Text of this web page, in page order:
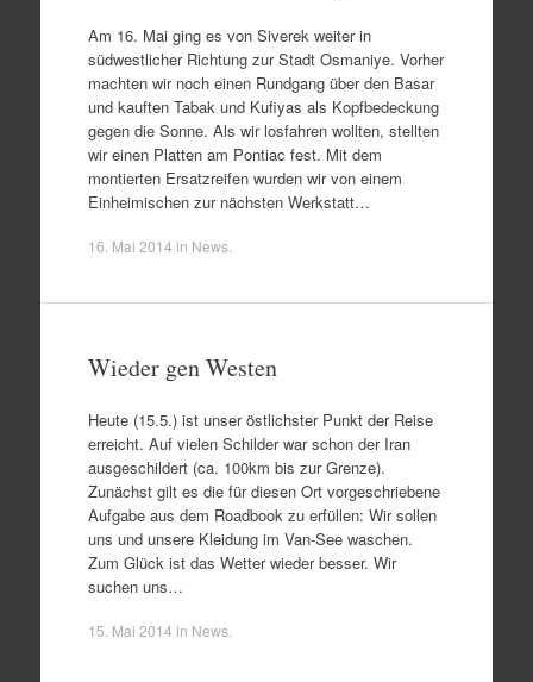
Am 16. Mai ging es von Siverek weiter in
südwestlicher Richtung zur Stadt Osmaniye. Vorher
machten wir noch einen Rundgang über den Basar
und kauften Tabak und Kufiyas als Kopfbedeckung
gegen die Sonne. Als wir losfahren wollten, stellten
wir einen Platten am Pontiac fest. Mit dem
montierten Ersatzreifen wurden wir von einem
Einheimischen zur nächsten Werkstatt…
16. Mai 2014 in News.
Wieder gen Westen
Heute (15.5.) ist unser östlichster Punkt der Reise
erreicht. Auf vielen Schilder war schon der Iran
ausgeschildert (ca. 100km bis zur Grenze).
Zunächst gilt es die für diesen Ort vorgeschriebene
Aufgabe aus dem Roadbook zu erfüllen: Wir sollen
uns und unsere Kleidung im Van-See waschen.
Zum Glück ist das Wetter wieder besser. Wir
suchen uns…
15. Mai 2014 in News.